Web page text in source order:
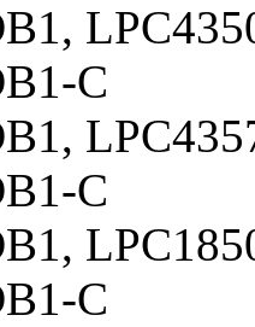
,
C
,
C
,
C